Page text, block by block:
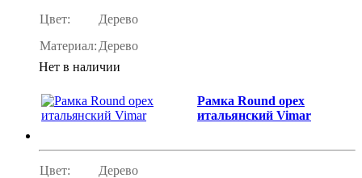
Цвет:
Дерево
Материал: Дерево
Нет в наличии
Рамка Round орех
итальянский Vimar
Цвет:
Дерево